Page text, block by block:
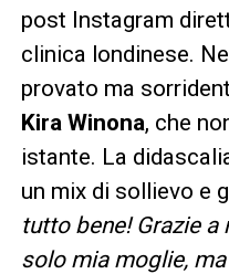
post Instagram
clinica londinese.
provato ma
Kira Winona, che
istante. La
un mix di sollievo e
tutto bene! Grazie a
solo mia moglie,